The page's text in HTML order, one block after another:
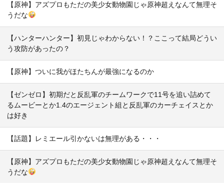
【原神】アズプロもただの美少女動物園じゃ原神超えなんて無理そ
うだな
【ハンターハンター】初見じゃわからない！？ここって結局どうい
う攻防があったの？
【原神】ついに我がほたちんが最強になるのか
【ゼンゼロ】初期だと反乱軍のチームワークで11号を追い詰めて
るムービーとか1.4のエージェント組と反乱軍のカーチェイスとか
は好き
【話題】レミエール引かないは無理がある・・・
【原神】アズプロもただの美少女動物園じゃ原神超えなんて無理そ
うだな